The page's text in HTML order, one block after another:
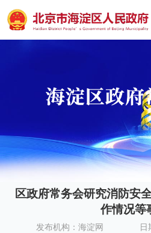
区政府常务会研究消防安
作情况等
发布机构：海淀网 日